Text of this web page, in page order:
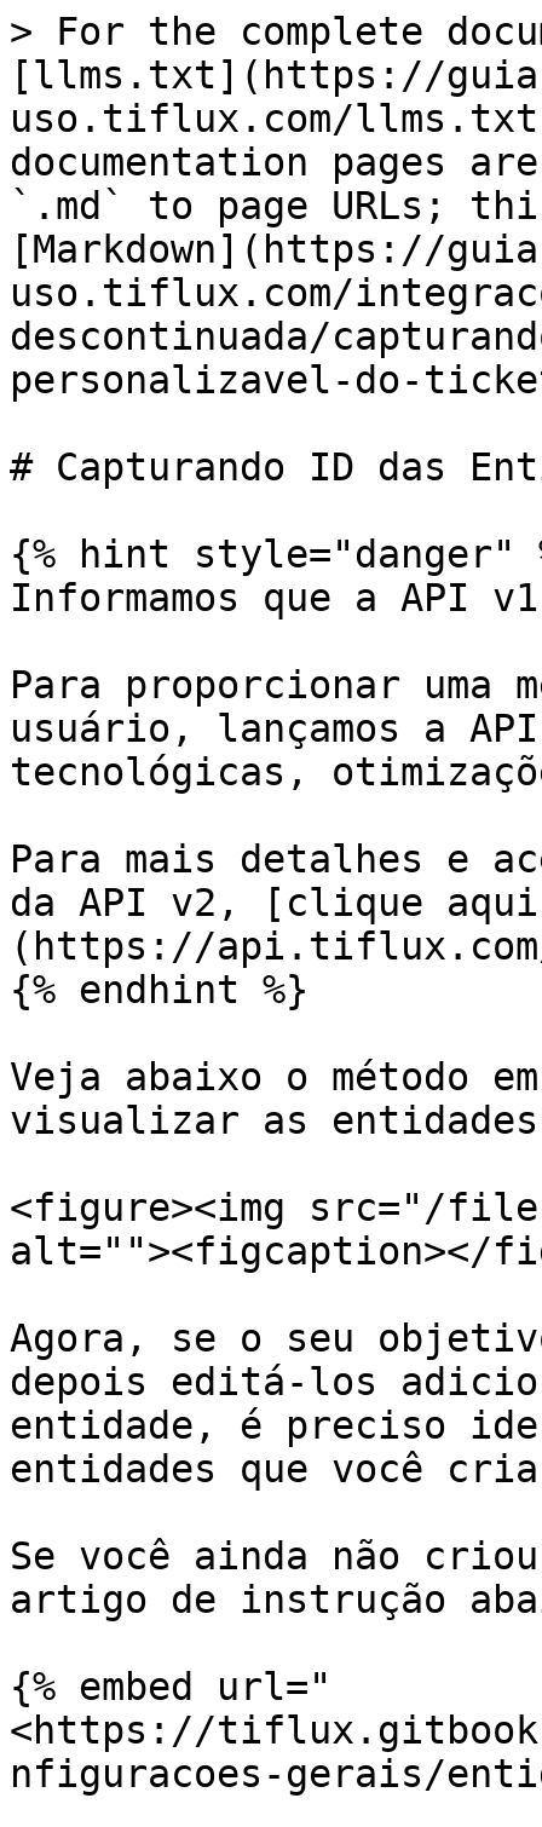
> For the complete
[llms.txt](https://
uso.tiflux.com/
documentation pages
`.md` to page URLs;
[Markdown](https://
uso.tiflux.com/
descontinuada/
personalizavel-do-
# Capturando ID das
{% hint style="danger"
Informamos que a API v1
Para proporcionar uma
usuário, lançamos a
tecnológicas,
Para mais detalhes e
da API v2, [clique
(https://
{% endhint %}
Veja abaixo o método
visualizar as
<figure><img src="/files/
alt=""><figcaption></
Agora, se o seu
depois editá-los
entidade, é preciso
entidades que você
Se você ainda não
artigo de instrução
{% embed url="
<https://
nfiguracoes-gerais/